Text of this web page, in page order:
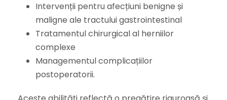
Intervenții pentru afecțiuni benigne și
maligne ale tractului gastrointestinal
Tratamentul chirurgical al herniilor
complexe
Managementul complicațiilor
postoperatorii.